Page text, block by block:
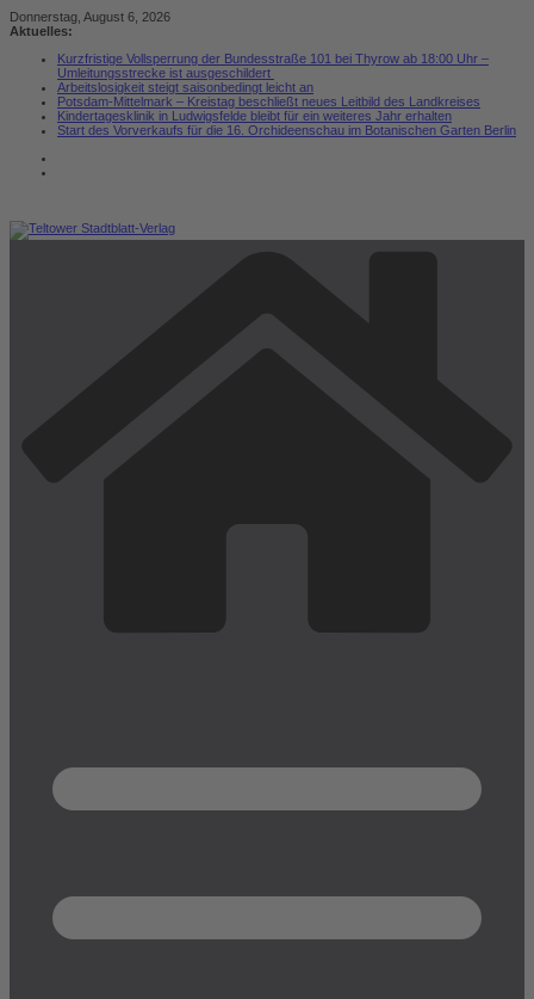
Zum
Inhalt
Donnerstag, August 6, 2026
Aktuelles:
Kurzfristige Vollsperrung der Bundesstraße 101 bei Thyrow ab 18:00 Uhr –
Umleitungsstrecke ist ausgeschildert
Arbeitslosigkeit steigt saisonbedingt leicht an
Potsdam-Mittelmark – Kreistag beschließt neues Leitbild des Landkreises
Kindertagesklinik in Ludwigsfelde bleibt für ein weiteres Jahr erhalten
Start des Vorverkaufs für die 16. Orchideenschau im Botanischen Garten Berlin